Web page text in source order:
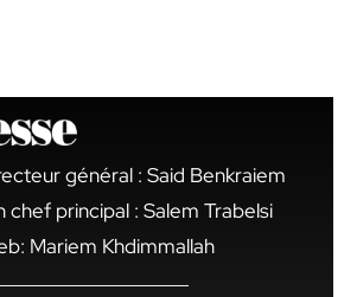
général : Said Benkraiem
chef principal : Salem Trabelsi
Mariem Khdimmallah